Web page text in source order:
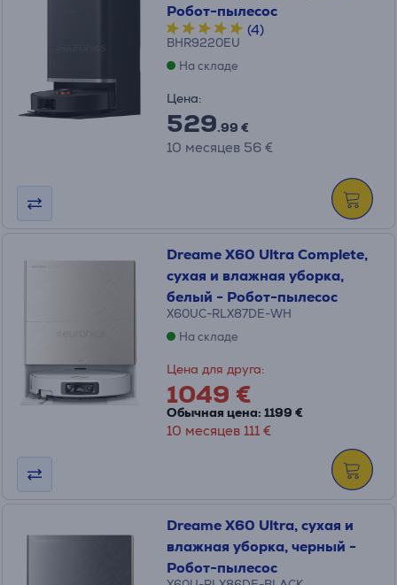
Робот-пылесос
(4)
BHR9220EU
На складе
Цена:
529.99 €
10 месяцев 56 €
Dreame X60 Ultra Complete,
сухая и влажная уборка,
белый - Робот-пылесос
X60UC-RLX87DE-WH
На складе
Цена для друга:
1049 €
Обычная цена: 1199 €
10 месяцев 111 €
Dreame X60 Ultra, сухая и
влажная уборка, черный -
Робот-пылесос